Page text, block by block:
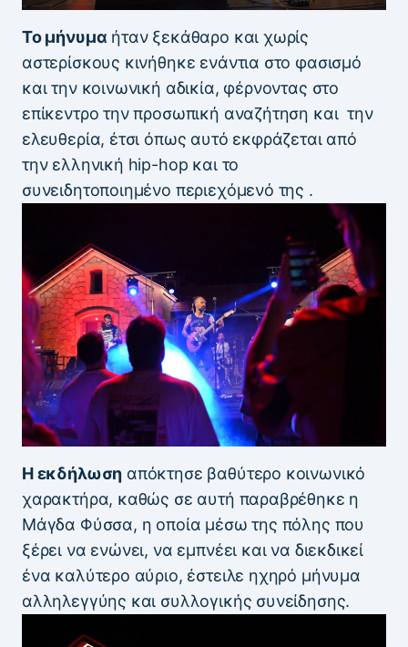
Το μήνυμα ήταν ξεκάθαρο και χωρίς
αστερίσκους κινήθηκε ενάντια στο φασισμό
και την κοινωνική αδικία, φέρνοντας στο
επίκεντρο την προσωπική αναζήτηση και την
ελευθερία, έτσι όπως αυτό εκφράζεται από
την ελληνική hip-hop και το
συνειδητοποιημένο περιεχόμενό της .
Η εκδήλωση απόκτησε βαθύτερο κοινωνικό
χαρακτήρα, καθώς σε αυτή παραβρέθηκε η
Μάγδα Φύσσα, η οποία μέσω της πόλης που
ξέρει να ενώνει, να εμπνέει και να διεκδικεί
ένα καλύτερο αύριο, έστειλε ηχηρό μήνυμα
αλληλεγγύης και συλλογικής συνείδησης.